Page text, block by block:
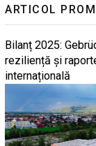
ARTICOL
Bilanț 2025:
reziliență și
internațională